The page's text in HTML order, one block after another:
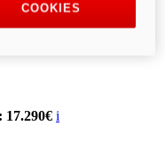
17.290€ i
COOKIES